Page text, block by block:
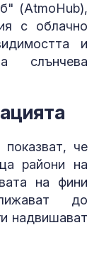
(AtmoHub),
с облачно
и
слънчева
че
райони на
на фини
до
надвишават